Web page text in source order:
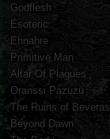
Godflesh
Esoteric
Ehnahre
Primitive Man
Altar Of Plagues
Oranssi Pazuzu
The Ruins of
Beyond Dawn